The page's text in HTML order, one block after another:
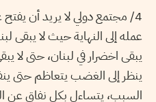
4/ مجتمع دولي لا يريد أن
عمله إلى النهاية حيث لا يبقى
يبقى اخضرار في لبنان، حتى
ينظر إلى الغضب يتعاظم حتى
السبب، يتساءل بكل نفاق عن